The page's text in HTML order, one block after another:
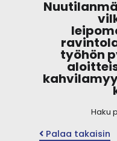
työhön
Haku
Palaa takaisin